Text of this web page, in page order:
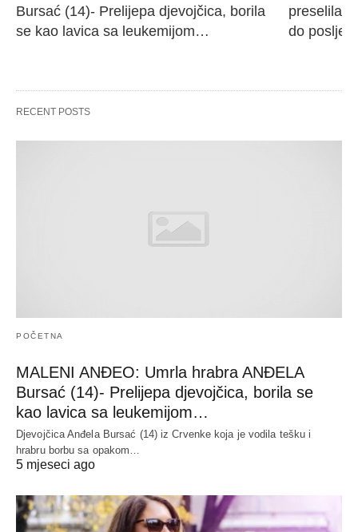
Bursać (14)- Prelijepa djevojčica, borila
se kao lavica sa leukemijom…
preselila
do
RECENT POSTS
POČETNA
MALENI ANĐEO: Umrla hrabra ANĐELA
Bursać (14)- Prelijepa djevojčica, borila se
kao lavica sa leukemijom…
Djevojčica Anđela Bursać (14) iz Crvenke koja je vodila tešku i
hrabru borbu sa opakom…
5 mjeseci ago